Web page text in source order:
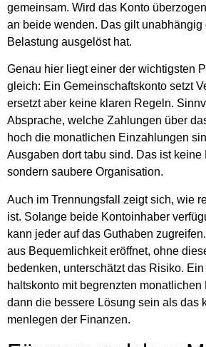
gemein­sam. Wird das Kon­to
an bei­de wen­den. Das gilt unab­hän­gig
Belas­tung aus­ge­löst hat.
Genau hier liegt einer der wich­tigs­ten
gleich: Ein Gemein­schafts­kon­to setzt
ersetzt aber kei­ne kla­ren Regeln.
Abspra­che, wel­che Zah­lun­gen über
hoch die monat­li­chen Ein­zah­lun­gen
Aus­ga­ben dort tabu sind. Das ist kei­ne
son­dern sau­be­re Orga­ni­sa­ti­on.
Auch im Tren­nungs­fall zeigt sich, wie
ist. Solan­ge bei­de Kon­to­in­ha­ber
kann jeder auf das Gut­ha­ben
aus Bequem­lich­keit eröff­net, ohne
beden­ken, unter­schätzt das Risi­ko.
halts­kon­to mit begrenz­ten
dann die bes­se­re Lösung sein als das
men­le­gen der Finan­zen.